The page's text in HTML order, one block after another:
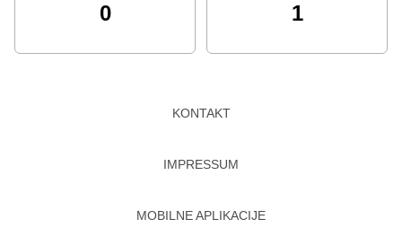
0 1
KONTAKT
IMPRESSUM
MOBILNE APLIKACIJE